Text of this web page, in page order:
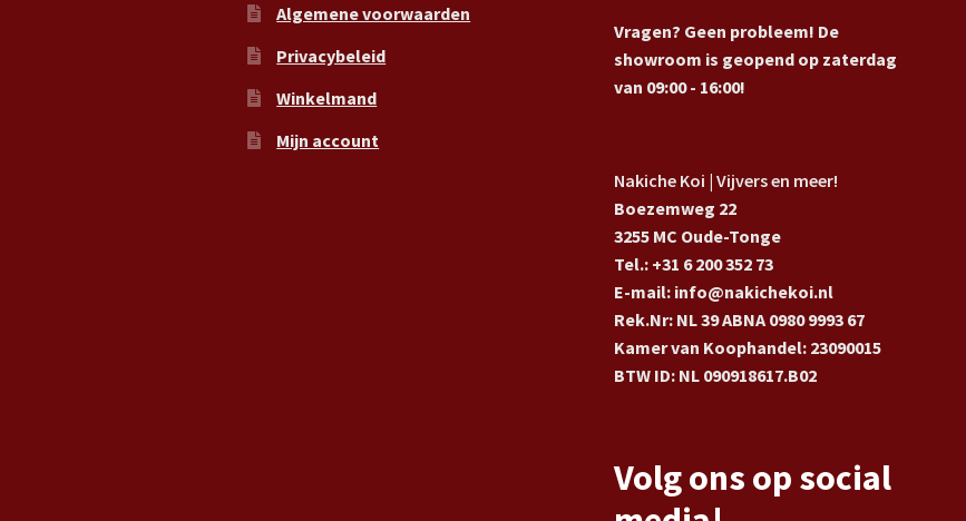
Algemene voorwaarden
Privacybeleid
Winkelmand
Mijn account
Vragen? Geen probleem! De
showroom is geopend op zaterdag
van 09:00 - 16:00!
Nakiche Koi | Vijvers en meer!
Boezemweg 22
3255 MC Oude-Tonge
Tel.: +31 6 200 352 73
E-mail: info@nakichekoi.nl
Rek.Nr: NL 39 ABNA 0980 9993 67
Kamer van Koophandel: 23090015
BTW ID: NL 090918617.B02
Volg ons op social